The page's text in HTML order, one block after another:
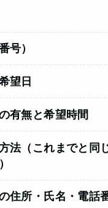
号）
望日
有無と希望時間
法（これまでと同
住所・氏名・電話